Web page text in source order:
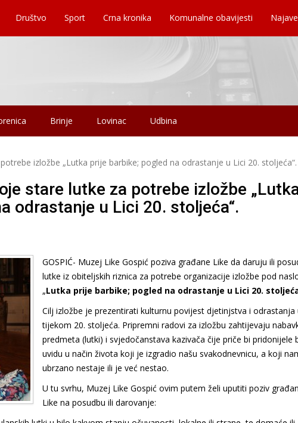
Društvo Sport Crna kronika Komunalne obavijesti
Brinje Lovinac Udbina
izložbe „Lutka prije barbike; pogled na odrastanje u Lici 20. stoljeća“.
stare lutke za potrebe izložbe
odrastanje u Lici 20. stoljeća“.
GOSPIĆ- Muzej Like Gospić poziva građane Like da daruju ili
lutke iz obiteljskih riznica za potrebe organizacije izložbe pod
„Lutka prije barbike; pogled na odrastanje u Lici 20.
Cilj izložbe je prezentirati kulturnu povijest djetinjstva i odrastanja
tijekom 20. stoljeća. Pripremni radovi za izložbu zahtijevaju
predmeta (lutki) i svjedočanstava kazivača čije priče bi pridonijele
uvidu u način života koji je izgradio našu svakodnevnicu, a koji
ubrzano nestaje ili je već nestao.
U tu svrhu, Muzej Like Gospić ovim putem želi uputiti poziv
Like na posudbu ili darovanje: